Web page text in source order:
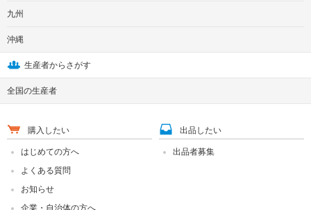
九州
沖縄
生産者からさがす
全国の生産者
購入したい
はじめての方へ
よくある質問
お知らせ
企業・自治体の方へ
出品したい
出品者募集